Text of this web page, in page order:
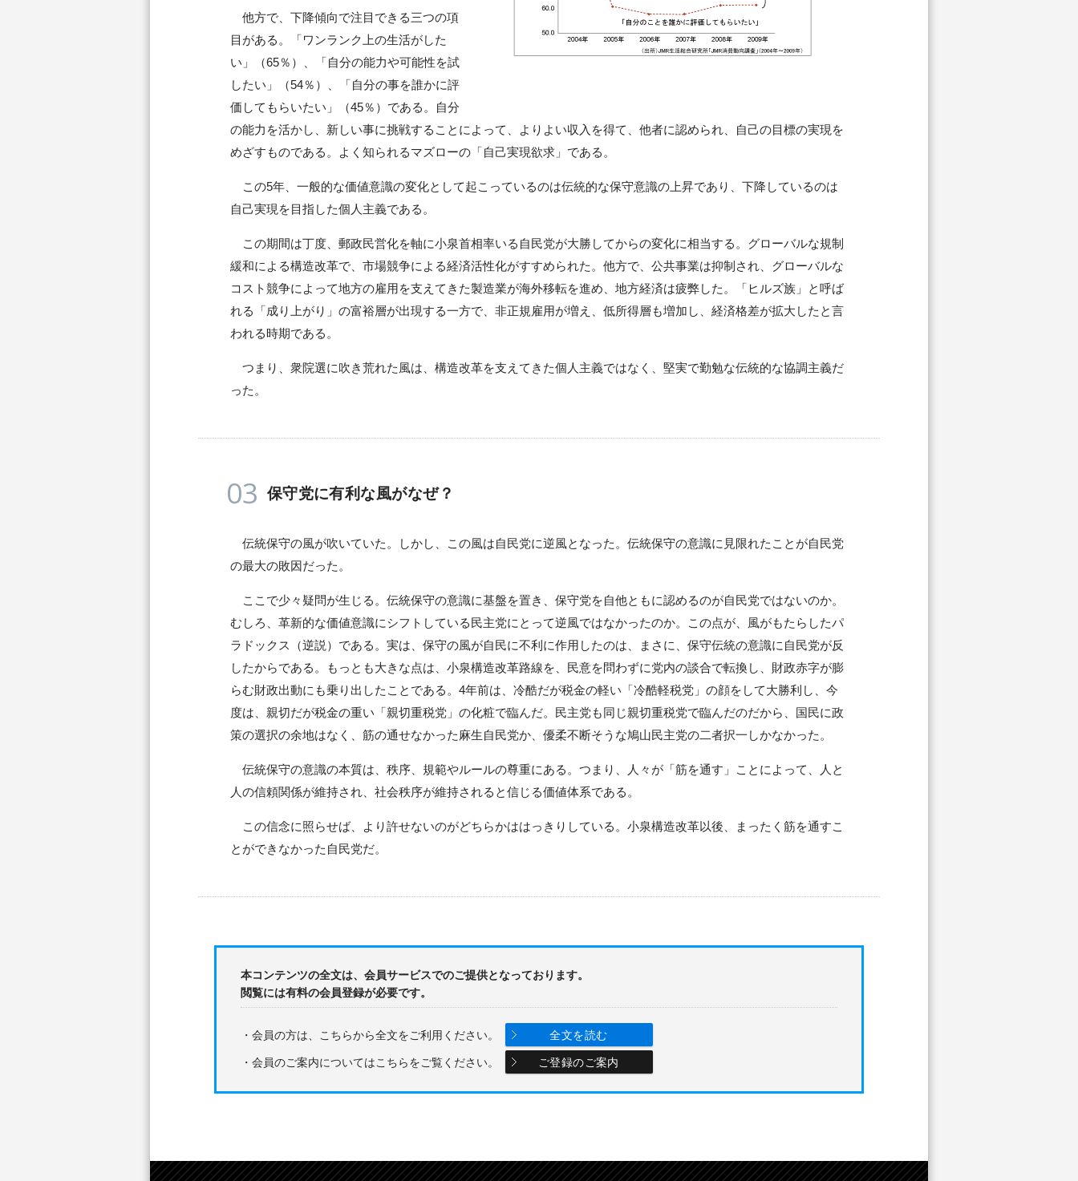
他方で、下降傾向で注目できる三つの項
目がある。「ワンランク上の生活がした
い」（65％）、「自分の能力や可能性を試
したい」（54％）、「自分の事を誰かに評
価してもらいたい」（45％）である。自分
の能力を活かし、新しい事に挑戦することによって、よりよい収入を得て、他者に認められ、自己の目標の実現を
めざすものである。よく知られるマズローの「自己実現欲求」である。
この5年、一般的な価値意識の変化として起こっているのは伝統的な保守意識の上昇であり、下降しているのは
自己実現を目指した個人主義である。
この期間は丁度、郵政民営化を軸に小泉首相率いる自民党が大勝してからの変化に相当する。グローバルな規制
緩和による構造改革で、市場競争による経済活性化がすすめられた。他方で、公共事業は抑制され、グローバルな
コスト競争によって地方の雇用を支えてきた製造業が海外移転を進め、地方経済は疲弊した。「ヒルズ族」と呼ば
れる「成り上がり」の富裕層が出現する一方で、非正規雇用が増え、低所得層も増加し、経済格差が拡大したと言
われる時期である。
つまり、衆院選に吹き荒れた風は、構造改革を支えてきた個人主義ではなく、堅実で勤勉な伝統的な協調主義だ
った。
03 保守党に有利な風がなぜ？
伝統保守の風が吹いていた。しかし、この風は自民党に逆風となった。伝統保守の意識に見限れたことが自民党
の最大の敗因だった。
ここで少々疑問が生じる。伝統保守の意識に基盤を置き、保守党を自他ともに認めるのが自民党ではないのか。
むしろ、革新的な価値意識にシフトしている民主党にとって逆風ではなかったのか。この点が、風がもたらしたパ
ラドックス（逆説）である。実は、保守の風が自民に不利に作用したのは、まさに、保守伝統の意識に自民党が反
したからである。もっとも大きな点は、小泉構造改革路線を、民意を問わずに党内の談合で転換し、財政赤字が膨
らむ財政出動にも乗り出したことである。4年前は、冷酷だが税金の軽い「冷酷軽税党」の顔をして大勝利し、今
度は、親切だが税金の重い「親切重税党」の化粧で臨んだ。民主党も同じ親切重税党で臨んだのだから、国民に政
策の選択の余地はなく、筋の通せなかった麻生自民党か、優柔不断そうな鳩山民主党の二者択一しかなかった。
伝統保守の意識の本質は、秩序、規範やルールの尊重にある。つまり、人々が「筋を通す」ことによって、人と
人の信頼関係が維持され、社会秩序が維持されると信じる価値体系である。
この信念に照らせば、より許せないのがどちらかははっきりしている。小泉構造改革以後、まったく筋を通すこ
とができなかった自民党だ。
本コンテンツの全文は、会員サービスでのご提供となっております。
閲覧には有料の会員登録が必要です。
・会員の方は、こちらから全文をご利用ください。 全文を読む
・会員のご案内についてはこちらをご覧ください。 ご登録のご案内